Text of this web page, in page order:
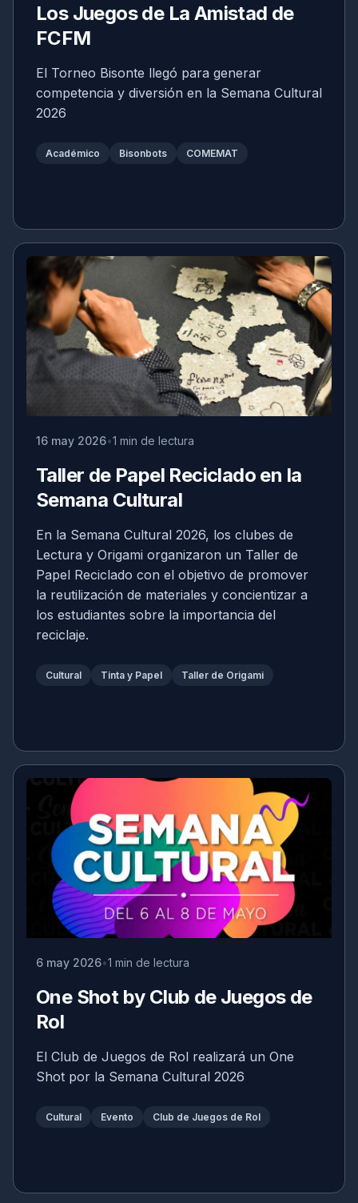
Los Juegos de La Amistad de
FCFM
El Torneo Bisonte llegó para generar
competencia y diversión en la Semana Cultural
2026
Académico Bisonbots COMEMAT
16 may 2026 1 min de lectura
Taller de Papel Reciclado en la
Semana Cultural
En la Semana Cultural 2026, los clubes de
Lectura y Origami organizaron un Taller de
Papel Reciclado con el objetivo de promover
la reutilización de materiales y concientizar a
los estudiantes sobre la importancia del
reciclaje.
Cultural Tinta y Papel Taller de Origami
6 may 2026 1 min de lectura
One Shot by Club de Juegos de
Rol
El Club de Juegos de Rol realizará un One
Shot por la Semana Cultural 2026
Cultural Evento Club de Juegos de Rol